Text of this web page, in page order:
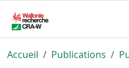
Accueil Publications